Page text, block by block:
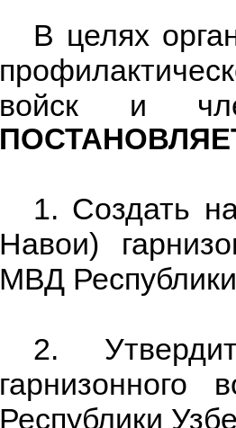
В целях
войск и
1. Создать
Навои)
МВД
2.
гарнизонного
Республики